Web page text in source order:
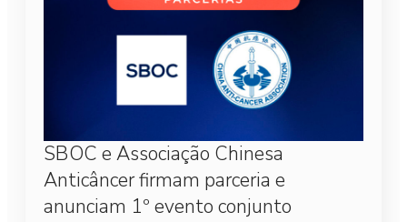
SBOC e Associação Chinesa
Anticâncer firmam parceria e
anunciam 1º evento conjunto